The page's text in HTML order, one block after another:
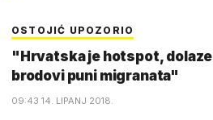
OSTOJIĆ UPOZORIO
"Hrvatska je hotspot, dolaze
brodovi puni migranata"
09:43 14. LIPANJ 2018.